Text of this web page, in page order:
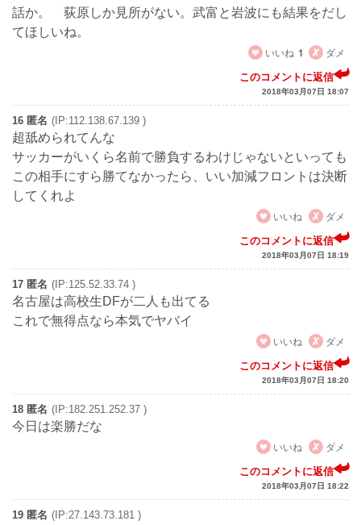
話か。 荻原しか見所がない。武富と岩波にも結果をだし
てほしいね。
いいね 1 ダメ
このコメントに返信
2018年03月07日 18:07
16 匿名 (IP:112.138.67.139 )
超舐められてんな
サッカーがいくら名前で勝負するわけじゃないといっても
この相手にすら勝てなかったら、いい加減フロントは決断
してくれよ
いいね
ダメ
このコメントに返信
2018年03月07日 18:19
17 匿名 (IP:125.52.33.74 )
名古屋は高校生DFが二人も出てる
これで無得点なら本気でヤバイ
いいね
ダメ
このコメントに返信
2018年03月07日 18:20
18 匿名 (IP:182.251.252.37 )
今日は楽勝だな
いいね
ダメ
このコメントに返信
2018年03月07日 18:22
19 匿名 (IP:27.143.73.181 )